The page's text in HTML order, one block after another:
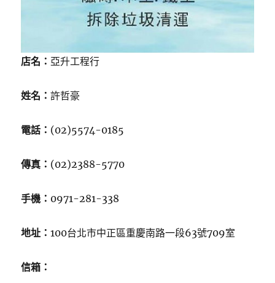
店名： 亞升工程行
姓名：許哲豪
電話： (02)5574-0185
傳真： (02)2388-5770
手機： 0971-281-338
地址：100台北市中正區重慶南路一段63號709室
信箱：